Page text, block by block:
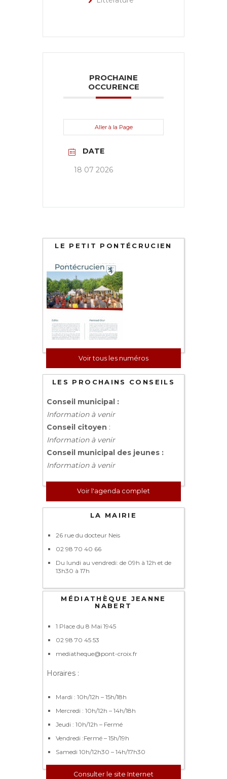
PROCHAINE
OCCURENCE
Aller à la Page
DATE
18 07 2026
LE PETIT PONTÉCRUCIEN
Voir tous les numéros
LES PROCHAINS CONSEILS
Conseil municipal :
Information à venir
Conseil citoyen :
Information à venir
Conseil municipal des jeunes :
Information à venir
Voir l'agenda complet
LA MAIRIE
26 rue du docteur Neis
02 98 70 40 66
Du lundi au vendredi: de 09h à 12h et de
13h30 à 17h
MÉDIATHÈQUE JEANNE
NABERT
1 Place du 8 Mai 1945
02 98 70 45 53
mediatheque@pont-croix.fr
Horaires :
Mardi : 10h/12h – 15h/18h
Mercredi : 10h/12h – 14h/18h
Jeudi : 10h/12h – Fermé
Vendredi :Fermé – 15h/19h
Samedi 10h/12h30 – 14h/17h30
Consulter le site Internet